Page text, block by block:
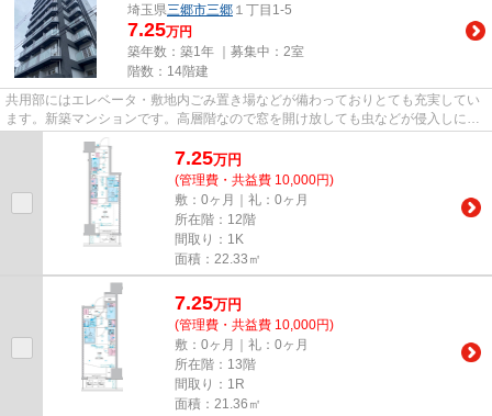
埼玉県三郷市三郷 １丁目1-5
7.25万円
築年数：築1年 ｜募集中： 2室
階数：14階建
共用部にはエレベータ・敷地内ごみ置き場などが備わっておりとても充実してい
ます。新築マンションです。高層階なので窓を開け放しても虫などが侵入しにく
7.25万円
(管理費・共益費 10,000円)
敷：0ヶ月｜礼：0ヶ月
所在階：12階
間取り：1K
面積：22.33㎡
7.25万円
(管理費・共益費 10,000円)
敷：0ヶ月｜礼：0ヶ月
所在階：13階
間取り：1R
面積：21.36㎡